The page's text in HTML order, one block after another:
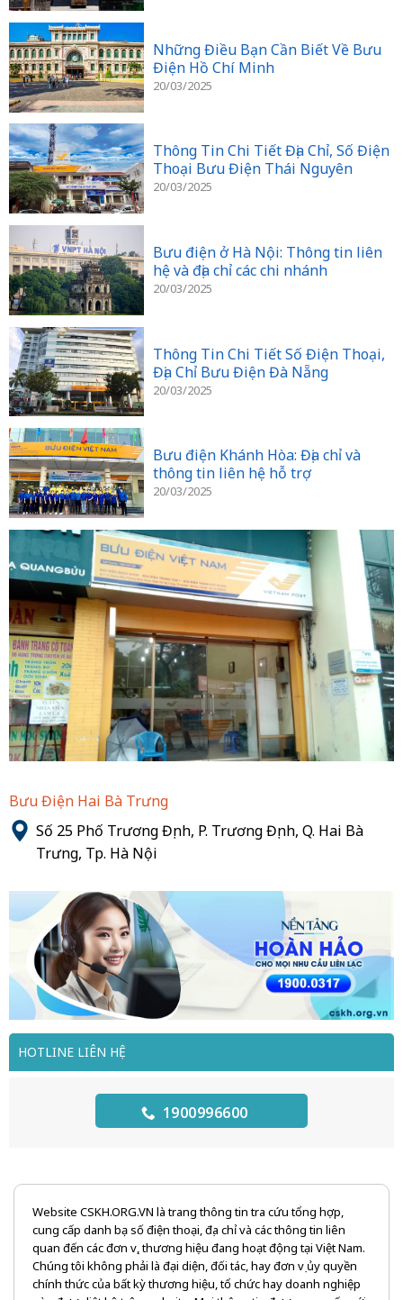
Bưu Điện Hai Bà Trưng
Số 25 Phố Trương Định, P. Trương Định, Q. Hai Bà
Trưng, Tp. Hà Nội
HOTLINE LIÊN HỆ
1900996600
Những Điều Bạn Cần Biết Về Bưu
Điện Hồ Chí Minh
20/03/2025
Thông Tin Chi Tiết Địa Chỉ, Số Điện
Thoại Bưu Điện Thái Nguyên
20/03/2025
Bưu điện ở Hà Nội: Thông tin liên
hệ và địa chỉ các chi nhánh
20/03/2025
Thông Tin Chi Tiết Số Điện Thoại,
Địa Chỉ Bưu Điện Đà Nẵng
20/03/2025
Bưu điện Khánh Hòa: Địa chỉ và
thông tin liên hệ hỗ trợ
20/03/2025
Website CSKH.ORG.VN là trang thông tin tra cứu tổng hợp,
cung cấp danh bạ số điện thoại, địa chỉ và các thông tin liên
quan đến các đơn vị, thương hiệu đang hoạt động tại Việt Nam.
Chúng tôi không phải là đại diện, đối tác, hay đơn vị ủy quyền
chính thức của bất kỳ thương hiệu, tổ chức hay doanh nghiệp